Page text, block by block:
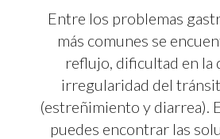
Entre los problemas
más comunes se
reflujo, dificultad en la
irregularidad del
(estreñimiento y diarrea).
puedes encontrar las